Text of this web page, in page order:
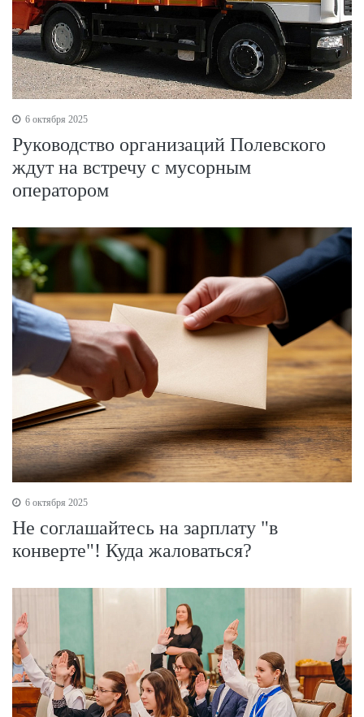
6 октября 2025
Руководство организаций Полевского
ждут на встречу с мусорным
оператором
6 октября 2025
Не соглашайтесь на зарплату "в
конверте"! Куда жаловаться?